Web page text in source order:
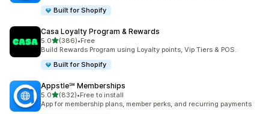
Built for Shopify
Casa Loyalty Program & Rewards
5.0별 5개 중
(386)
총 리뷰 386개
•Free
Build Rewards Program using Loyalty points, Vip Tiers & POS.
Built for Shopify
Appstle℠ Memberships
5.0별 5개 중
(832)
총 리뷰 832개
•Free to install
App for membership plans, member perks, and recurring payments